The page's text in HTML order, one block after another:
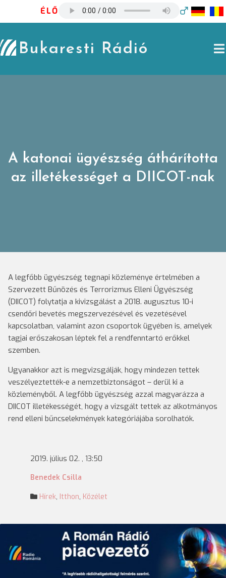
ÉLŐ
Bukaresti Rádió
A katonai ügyészség áthárította
az illetékességet a DIICOT-nak
A legfőbb ügyészség tegnapi közleménye értelmében a
Szervezett Bűnözés és Terrorizmus Elleni Ügyészség
(DIICOT) folytatja a kivizsgálást a 2018. augusztus 10-i
csendőri bevetés megszervezésével és vezetésével
kapcsolatban, valamint azon csoportok ügyében is, amelyek
tagjai erőszakosan léptek fel a rendfenntartó erőkkel
szemben.
Ugyanakkor azt is megvizsgálják, hogy mindezen tettek
veszélyeztették-e a nemzetbiztonságot – derül ki a
közleményből. A legfőbb ügyészség azzal magyarázza a
DIICOT illetékességét, hogy a vizsgált tettek az alkotmányos
rend elleni bűncselekmények kategóriájába sorolhatók.
2019. július 02. , 13:50
Benedek Csilla
Hírek, Itthon, Közélet